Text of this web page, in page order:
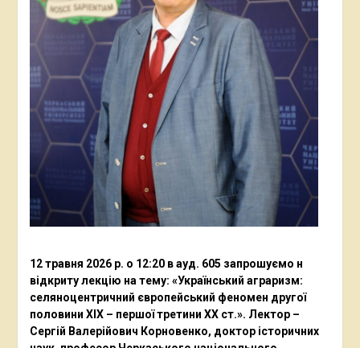
12 травня 2026 р. о 12:20 в ауд. 605 запрошуємо н
відкриту лекцію на тему: «Український аграризм:
селяноцентричний європейський феномен другої
половини ХІХ – першої третини ХХ ст.». Лектор –
Сергій Валерійович Корновенко, доктор історичних